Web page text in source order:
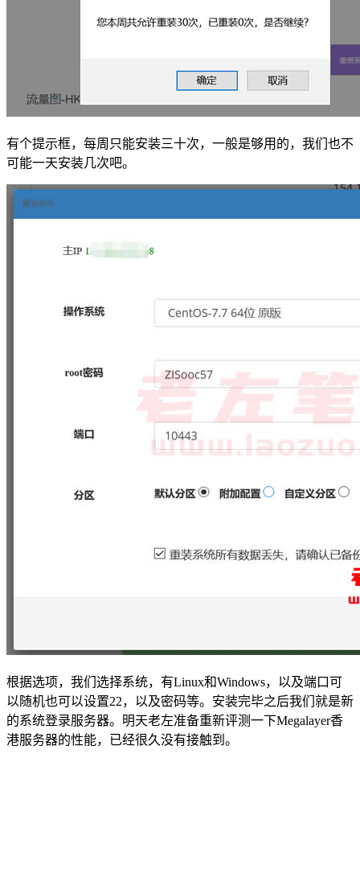
有个提示框，每周只能安装三十次，一般是够用的，我们也不
可能一天安装几次吧。
根据选项，我们选择系统，有Linux和Windows，以及端口可
以随机也可以设置22，以及密码等。安装完毕之后我们就是新
的系统登录服务器。明天老左准备重新评测一下Megalayer香
港服务器的性能，已经很久没有接触到。